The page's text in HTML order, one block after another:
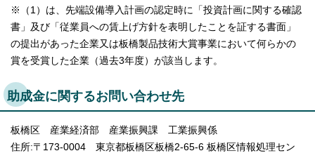
※（1）は、先端設備導入計画の認定時に「投資計画に関する確認
書」及び「従業員への賃上げ方針を表明したことを証する書面」
の提出があった企業又は板橋製品技術大賞事業において何らかの
賞を受賞した企業（過去3年度）が該当します。
助成金に関するお問い合わせ先
板橋区 産業経済部 産業振興課 工業振興係
住所:〒173-0004 東京都板橋区板橋2-65-6 板橋区情報処理セン